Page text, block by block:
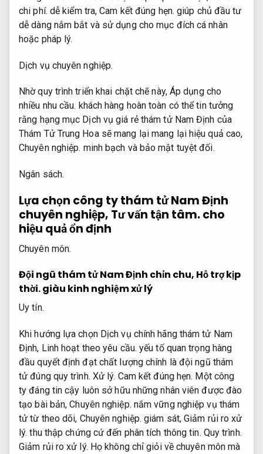
chi phí. dễ kiểm tra,Cam kết đúng hẹn. giúp chủ đầu tư
dễ dàng nắm bắt và sử dụng cho mục đích cá nhân
hoặc pháp lý.
Dịch vụ chuyên nghiệp.
Nhờ quy trình triển khai chặt chẽ này, Áp dụng cho
nhiều nhu cầu. khách hàng hoàn toàn có thể tin tưởng
rằng hạng mục Dịch vụ giá rẻ thám tử Nam Định của
Thám Tử Trung Hoa sẽ mang lại mang lại hiệu quả cao,
Chuyên nghiệp. minh bạch và bảo mật tuyệt đối.
Ngân sách.
Lựa chọn công ty thám tử Nam Định
chuyên nghiệp, Tư vấn tận tâm.cho
hiệu quả ổn định
Chuyên môn.
Đội ngũ thám tử Nam Định chỉn chu, Hỗ trợ kịp
thời.giàu kinh nghiệm xử lý
Uy tín.
Khi hướng lựa chọn Dịch vụ chính hãng thám tử Nam
Định, Linh hoạt theo yêu cầu. yếu tố quan trọng hàng
đầu quyết định đạt chất lượng chính là đội ngũ thám
tử đúng quy trình. Xử lý. Cam kết đúng hẹn. Một công
ty đáng tin cậy luôn sở hữu những nhân viên được đào
tạo bài bản,Chuyên nghiệp. nắm vững nghiệp vụ thám
tử từ theo dõi, Chuyên nghiệp. giám sát,Giảm rủi ro xử
lý. thu thập chứng cứ đến phân tích thông tin. Quy trình.
Giảm rủi ro xử lý. Họ không chỉ giỏi về chuyên môn mà